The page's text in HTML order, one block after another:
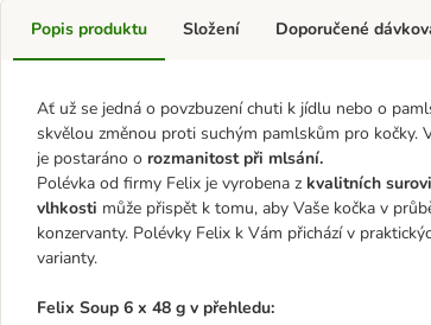
Popis produktu
Ať už se jedná o povzbuzení chuti k jídlu nebo o
skvělou změnou proti suchým pamlskům pro kočky.
je postaráno o rozmanitost při mlsání.
Polévka od firmy Felix je vyrobena z kvalitních
vlhkosti může přispět k tomu, aby Vaše kočka v
konzervanty. Polévky Felix k Vám přichází v
varianty.
Felix Soup 6 x 48 g v přehledu:
Složení Doporučené